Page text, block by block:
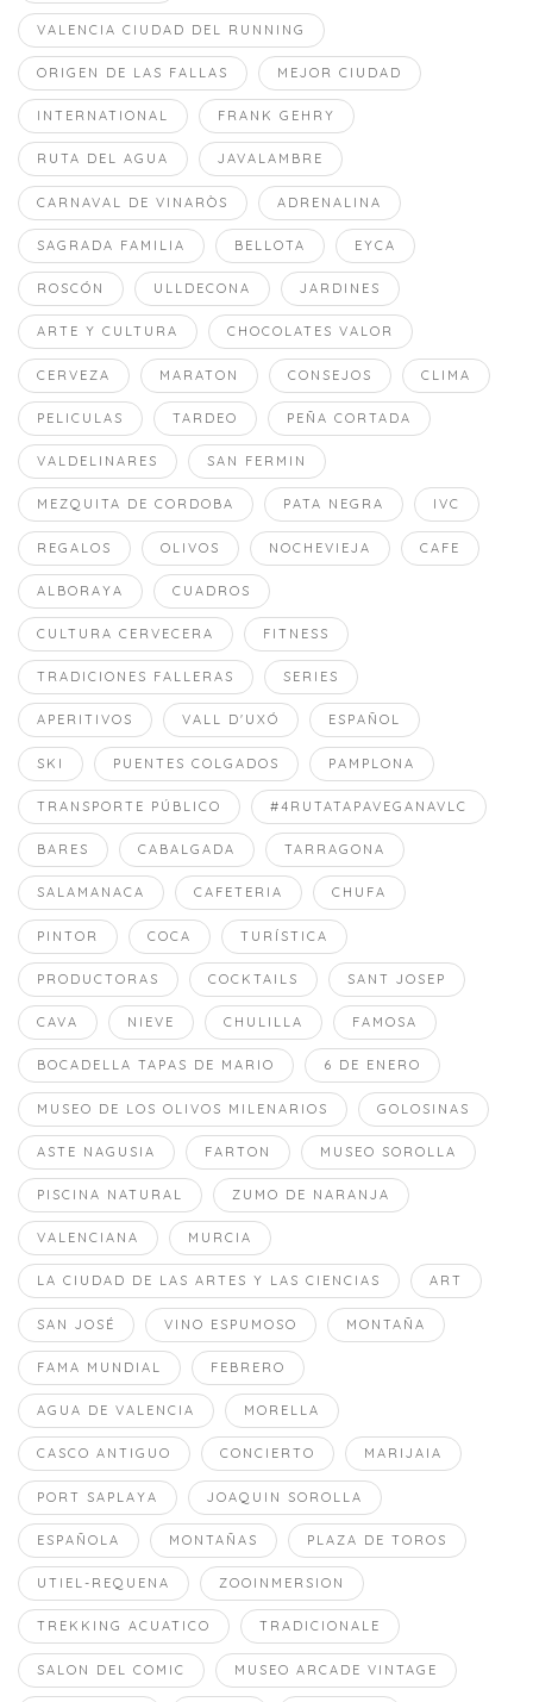
VALENCIA CIUDAD DEL RUNNING
ORIGEN DE LAS FALLAS MEJOR CIUDAD
INTERNATIONAL FRANK GEHRY
RUTA DEL AGUA JAVALAMBRE
CARNAVAL DE VINARÒS ADRENALINA
SAGRADA FAMILIA BELLOTA EYCA
ROSCÓN ULLDECONA JARDINES
ARTE Y CULTURA CHOCOLATES VALOR
CERVEZA MARATON CONSEJOS CLIMA
PELICULAS TARDEO PEÑA CORTADA
VALDELINARES SAN FERMIN
MEZQUITA DE CORDOBA PATA NEGRA IVC
REGALOS OLIVOS NOCHEVIEJA CAFE
ALBORAYA CUADROS
CULTURA CERVECERA FITNESS
TRADICIONES FALLERAS SERIES
APERITIVOS VALL D'UXÓ ESPAÑOL
SKI PUENTES COLGADOS PAMPLONA
TRANSPORTE PÚBLICO #4RUTATAPAVEGANAVLC
BARES CABALGADA TARRAGONA
SALAMANACA CAFETERIA CHUFA
PINTOR COCA TURÍSTICA
PRODUCTORAS COCKTAILS SANT JOSEP
CAVA NIEVE CHULILLA FAMOSA
BOCADELLA TAPAS DE MARIO 6 DE ENERO
MUSEO DE LOS OLIVOS MILENARIOS GOLOSINAS
ASTE NAGUSIA FARTON MUSEO SOROLLA
PISCINA NATURAL ZUMO DE NARANJA
VALENCIANA MURCIA
LA CIUDAD DE LAS ARTES Y LAS CIENCIAS ART
SAN JOSÉ VINO ESPUMOSO MONTAÑA
FAMA MUNDIAL FEBRERO
AGUA DE VALENCIA MORELLA
CASCO ANTIGUO CONCIERTO MARIJAIA
PORT SAPLAYA JOAQUIN SOROLLA
ESPAÑOLA MONTAÑAS PLAZA DE TOROS
UTIEL-REQUENA ZOOINMERSION
TREKKING ACUATICO TRADICIONALE
SALON DEL COMIC MUSEO ARCADE VINTAGE